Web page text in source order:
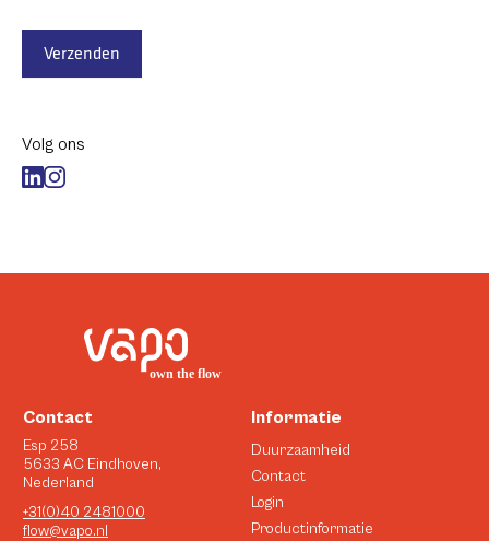
Verzenden
Volg ons
Contact
Esp 258
5633 AC Eindhoven,
Nederland
+31(0)40 2481000
flow@vapo.nl
Informatie
Duurzaamheid
Contact
Login
Productinformatie